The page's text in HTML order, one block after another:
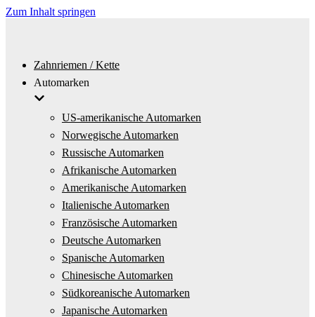
Zum Inhalt springen
Zahnriemen / Kette
Automarken
US-amerikanische Automarken
Norwegische Automarken
Russische Automarken
Afrikanische Automarken
Amerikanische Automarken
Italienische Automarken
Französische Automarken
Deutsche Automarken
Spanische Automarken
Chinesische Automarken
Südkoreanische Automarken
Japanische Automarken